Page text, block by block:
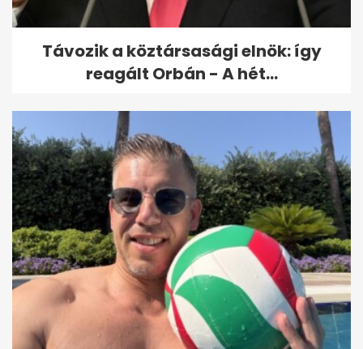
Távozik a köztársasági elnök: így
reagált Orbán - A hét...